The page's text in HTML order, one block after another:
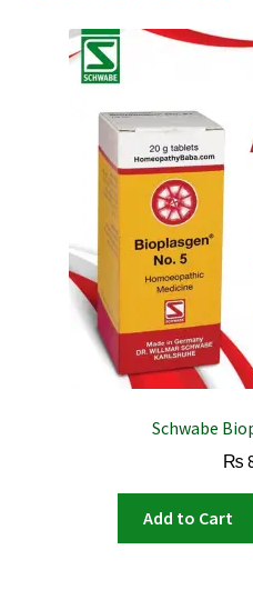
Schwabe
₨
Add to Cart